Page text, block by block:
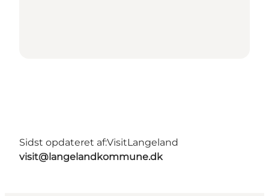
Sidst opdateret af:VisitLangeland
visit@langelandkommune.dk